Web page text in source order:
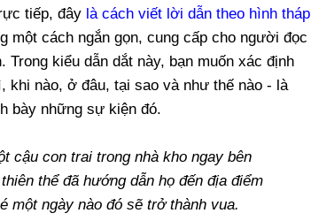
tiếp, đây là cách viết lời dẫn theo hình tháp
một cách ngắn gọn, cung cấp cho người đọc
kiểu dẫn dắt này, bạn muốn xác định
khi nào, ở đâu, tại sao và như thế nào - là
bày những sự kiện đó.
cậu con trai trong nhà kho ngay bên
thể đã hướng dẫn họ đến địa điểm
một ngày nào đó sẽ trở thành vua.